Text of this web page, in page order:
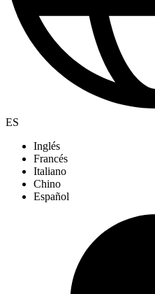
ES
Inglés
Francés
Italiano
Chino
Español